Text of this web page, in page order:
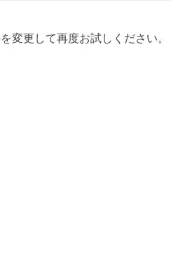
変更して再度お試しください。